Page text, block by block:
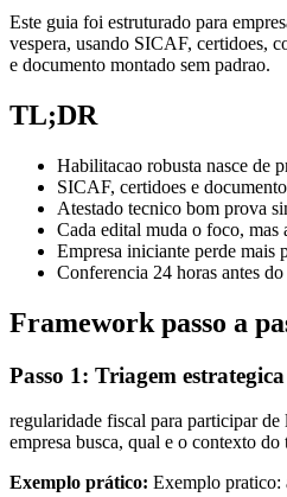
Este guia foi estruturado para
vespera, usando SICAF, certidoes,
e documento montado sem padrao.
TL;DR
Habilitacao robusta nasce de
SICAF, certidoes e
Atestado tecnico bom prova
Cada edital muda o foco, mas
Empresa iniciante perde mais
Conferencia 24 horas antes
Framework passo a
Passo 1: Triagem
regularidade fiscal para participar
empresa busca, qual e o contexto
Exemplo prático: Exemplo pratico: